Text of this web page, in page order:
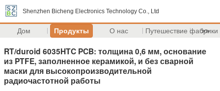
Shenzhen Bicheng Electronics Technology Co., Ltd
Дом Продукты О нас Путешествие фабрики
>>
RT/duroid 6035HTC PCB: толщина 0,6 мм, основание
из PTFE, заполненное керамикой, и без сварной
маски для высокопроизводительной
радиочастотной работы